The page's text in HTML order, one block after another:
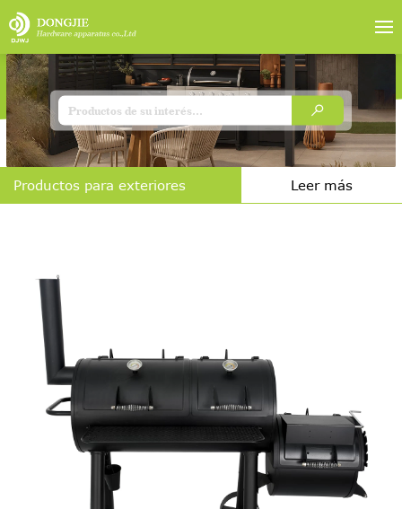
Productos para exteriores Leer más